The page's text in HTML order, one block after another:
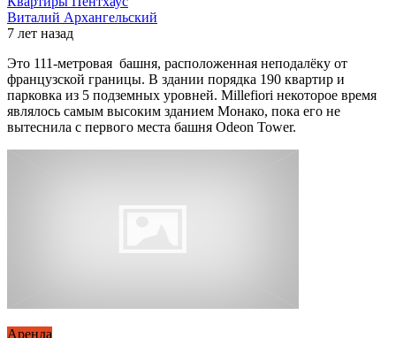
Виталий Архангельский
7 лет назад
Это 111-метровая башня, расположенная неподалёку от
французской границы. В здании порядка 190 квартир и
парковка из 5 подземных уровней. Millefiori некоторое время
являлось самым высоким зданием Монако, пока его не
вытеснила с первого места башня Odeon Tower.
Аренда